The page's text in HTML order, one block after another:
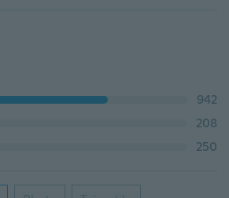
942
208
250